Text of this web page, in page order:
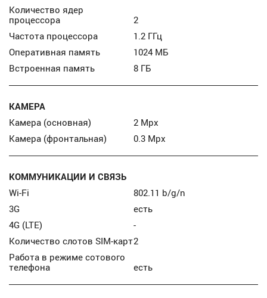
Количество ядер
процессора
2
Частота процессора
1.2 ГГц
Оперативная память
1024 МБ
Встроенная память
8 ГБ
КАМЕРА
Камера (основная)
2 Mpx
Камера (фронтальная)
0.3 Mpx
КОММУНИКАЦИИ И СВЯЗЬ
Wi-Fi
802.11 b/g/n
3G
есть
4G (LTE)
-
Количество слотов SIM-карт2
Работа в режиме сотового
телефона
есть